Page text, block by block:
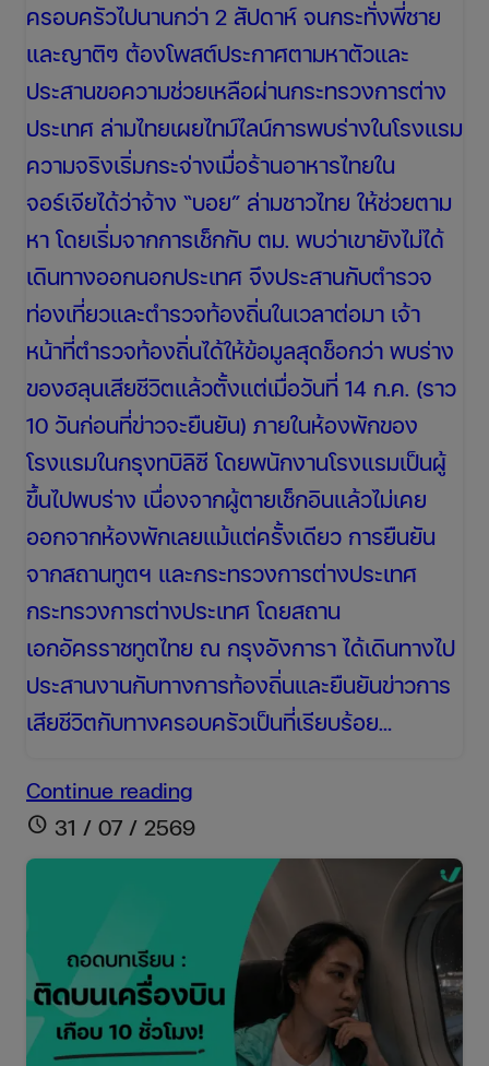
ครอบครัวไปนานกว่า 2 สัปดาห์ จนกระทั่งพี่ชาย
และญาติๆ ต้องโพสต์ประกาศตามหาตัวและ
ประสานขอความช่วยเหลือผ่านกระทรวงการต่าง
ประเทศ ล่ามไทยเผยไทม์ไลน์การพบร่างในโรงแรม
ความจริงเริ่มกระจ่างเมื่อร้านอาหารไทยใน
จอร์เจียได้ว่าจ้าง “บอย” ล่ามชาวไทย ให้ช่วยตาม
หา โดยเริ่มจากการเช็กกับ ตม. พบว่าเขายังไม่ได้
เดินทางออกนอกประเทศ จึงประสานกับตำรวจ
ท่องเที่ยวและตำรวจท้องถิ่นในเวลาต่อมา เจ้า
หน้าที่ตำรวจท้องถิ่นได้ให้ข้อมูลสุดช็อกว่า พบร่าง
ของฮลุนเสียชีวิตแล้วตั้งแต่เมื่อวันที่ 14 ก.ค. (ราว
10 วันก่อนที่ข่าวจะยืนยัน) ภายในห้องพักของ
โรงแรมในกรุงทบิลิซี โดยพนักงานโรงแรมเป็นผู้
ขึ้นไปพบร่าง เนื่องจากผู้ตายเช็กอินแล้วไม่เคย
ออกจากห้องพักเลยแม้แต่ครั้งเดียว การยืนยัน
จากสถานทูตฯ และกระทรวงการต่างประเทศ
กระทรวงการต่างประเทศ โดยสถาน
เอกอัครราชทูตไทย ณ กรุงอังการา ได้เดินทางไป
ประสานงานกับทางการท้องถิ่นและยืนยันข่าวการ
เสียชีวิตกับทางครอบครัวเป็นที่เรียบร้อย…
Continue readingสรุป
ข่าว
“ฮลุน
เบอร์
ท่อง
schedule 31 / 07 / 2569